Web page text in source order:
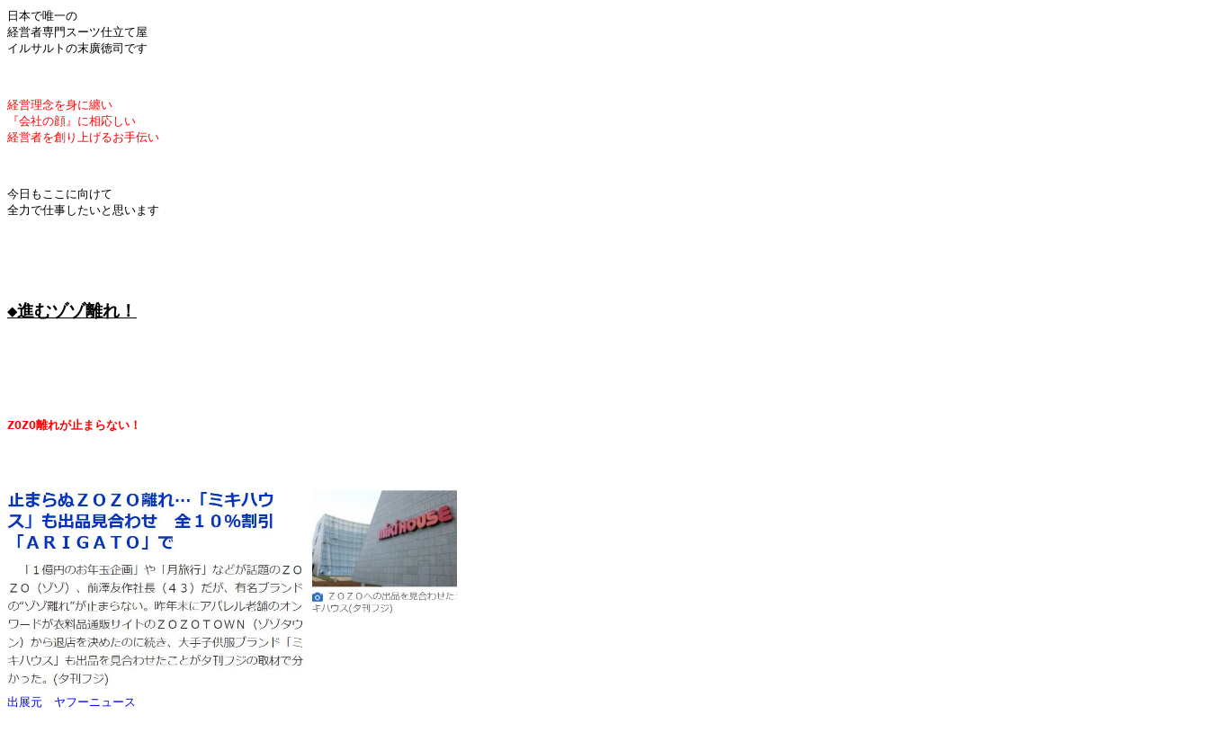
日本で唯一の
経営者専門スーツ仕立て屋
イルサルトの末廣徳司です
経営理念を身に纏い
『会社の顔』に相応しい
経営者を創り上げるお手伝い
今日もここに向けて
全力で仕事したいと思います
◆進むゾゾ離れ！
ZOZO離れが止まらない！
出展元　ヤフーニュース